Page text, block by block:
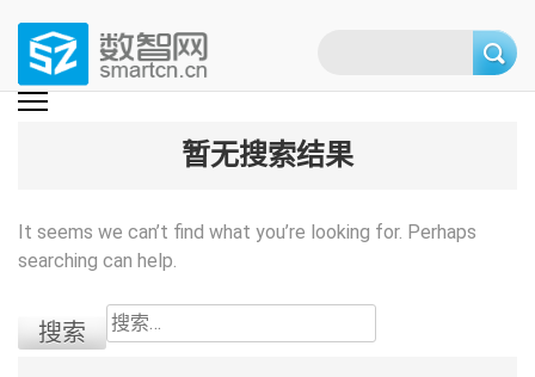
content
(Press
数智网
智能家居第一资讯门户 | 智能家居系统，智能家居产品，智能家居解决方
暂无搜索结果
It seems we can’t find what you’re looking for. Perhaps
searching can help.
搜
索：